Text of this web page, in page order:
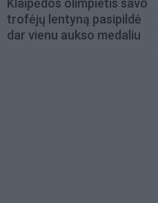
Klaipėdos olimpietis savo
trofėjų lentyną pasipildė
dar vienu aukso medaliu